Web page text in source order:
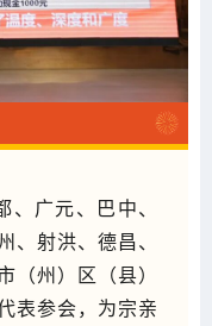
广元、巴中、
射洪、德昌、
州）区（县）
表参会，为宗亲